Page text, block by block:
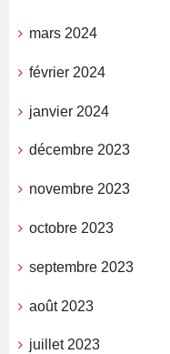
mars 2024
février 2024
janvier 2024
décembre 2023
novembre 2023
octobre 2023
septembre 2023
août 2023
juillet 2023